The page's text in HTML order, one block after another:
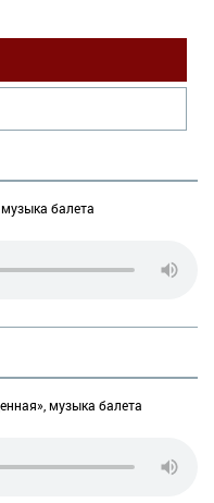
балета
музыка балета